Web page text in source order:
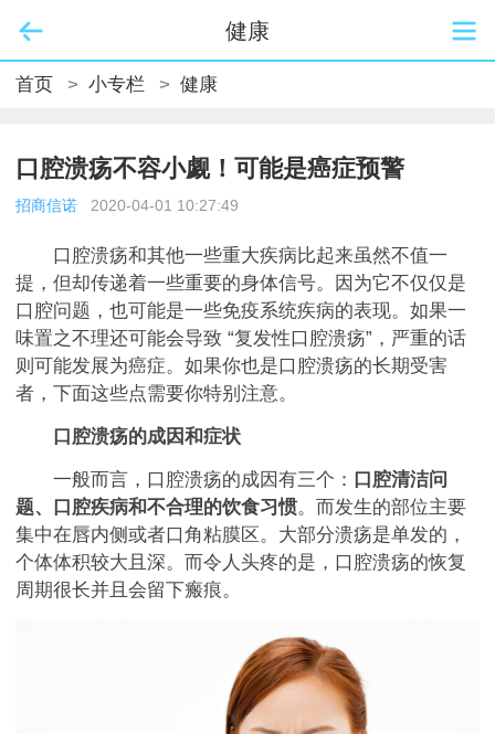
健康
首页 > 小专栏 > 健康
口腔溃疡不容小觑！可能是癌症预警
招商信诺 2020-04-01 10:27:49
口腔溃疡和其他一些重大疾病比起来虽然不值一
提，但却传递着一些重要的身体信号。因为它不仅仅是
口腔问题，也可能是一些免疫系统疾病的表现。如果一
味置之不理还可能会导致 “复发性口腔溃疡”，严重的话
则可能发展为癌症。如果你也是口腔溃疡的长期受害
者，下面这些点需要你特别注意。
口腔溃疡的成因和症状
一般而言，口腔溃疡的成因有三个： 口腔清洁问
题、口腔疾病和不合理的饮食习惯。而发生的部位主要
集中在唇内侧或者口角粘膜区。大部分溃疡是单发的，
个体体积较大且深。而令人头疼的是，口腔溃疡的恢复
周期很长并且会留下瘢痕。